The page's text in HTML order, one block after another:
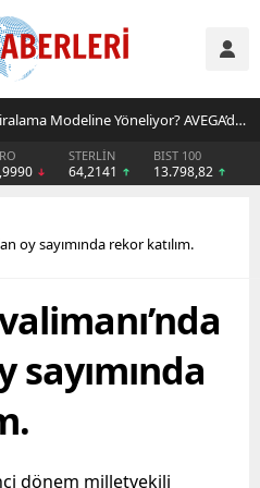
İşletmeler Neden Kiralama Modeline Yöneliyor? AVEGA’dan Esnek Temizlik Çözümü
STERLİN
64,2141
BIST 100
13.798,82
oy sayımında rekor katılım.
sayımında
dönem milletvekili